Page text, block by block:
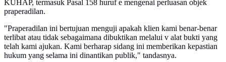
KUHAP, termasuk Pasal 158 huruf e mengenai perluasan objek
praperadilan.
"Praperadilan ini bertujuan menguji apakah klien kami benar-benar
terlibat atau tidak sebagaimana dibuktikan melalui v alat bukti yang
telah kami ajukan. Kami berharap sidang ini memberikan kepastian
hukum yang selama ini dinantikan publik," tandasnya.